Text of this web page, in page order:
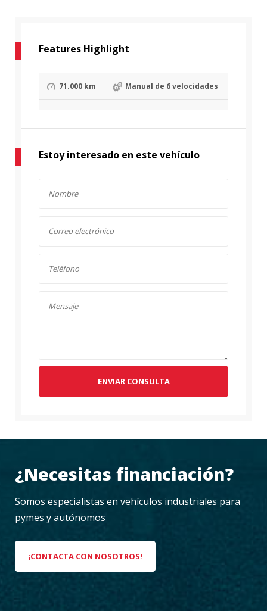
Features Highlight
71.000 km Manual de 6 velocidades
Estoy interesado en este vehículo
ENVIAR CONSULTA
¿Necesitas financiación?
Somos especialistas en vehículos industriales para
pymes y autónomos
¡CONTACTA CON NOSOTROS!